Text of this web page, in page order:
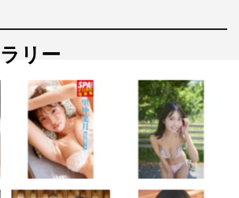
クセがスゴいネタGP』（フジテレビ
（日本テレビ系）といったバラエティ
だとタイムマシーン3号さんの「どん
しまう」というネタが面白くてハマっ
っていることは？
リー